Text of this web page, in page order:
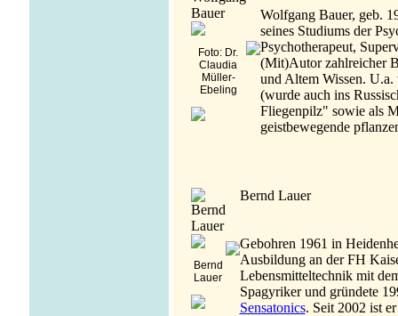
Foto: Dr.
Claudia
Müller-
Ebeling
Wolfgang Bauer, geb.
seines Studiums der
Psychotherapeut,
(Mit)Autor zahlreicher
und Altem Wissen.
(wurde auch ins
Fliegenpilz" sowie als
geistbewegende
Bernd
Lauer
Bernd Lauer
Gebohren 1961 in
Ausbildung an der FH
Lebensmitteltechnik mit
Spagyriker und gründete
Sensatonics. Seit 2002 ist